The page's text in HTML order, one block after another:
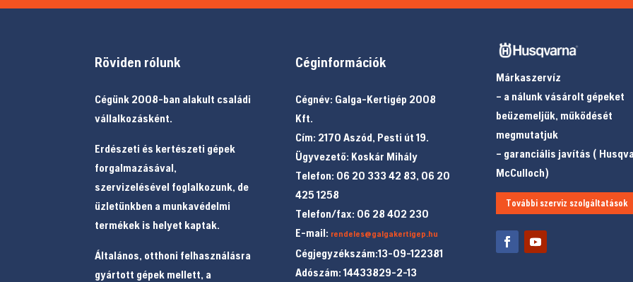
Röviden rólunk
Cégünk 2008-ban alakult családi
vállalkozásként.
Erdészeti és kertészeti gépek
forgalmazásával,
szervizelésével foglalkozunk, de
üzletünkben a munkavédelmi
termékek is helyet kaptak.
Általános, otthoni felhasználásra
gyártott gépek mellett, a
Céginformációk
Cégnév: Galga-Kertigép 2008
Kft.
Cím: 2170 Aszód, Pesti út 19.
Ügyvezető: Koskár Mihály
Telefon: 06 20 333 42 83, 06 20
425 1258
Telefon/fax: 06 28 402 230
E-mail: rendeles@galgakertigep.hu
Cégjegyzékszám:13-09-122381
Adószám: 14433829-2-13
Márkaszervíz
– a nálunk vásárolt gépeket
beüzemeljük, működését
megmutatjuk
– garanciális javítás (
McCulloch)
További szerviz szolgáltatások